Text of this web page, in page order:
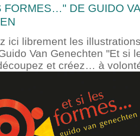
FORMES…" DE GUIDO
ici librement les
Van Genechten "Et si
et créez… à